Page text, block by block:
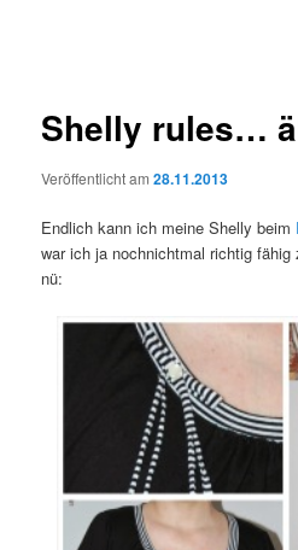
Shelly rules…
Veröffentlicht am28.11.2013
Endlich kann ich meine Shelly beim
war ich ja nochnichtmal richtig
nü: